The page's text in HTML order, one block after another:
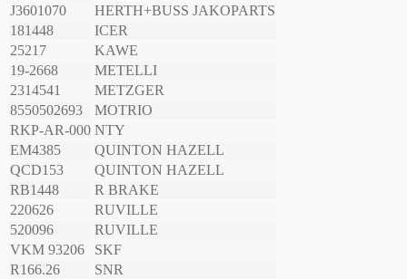
J3601070
HERTH+BUSS JAKOPARTS
181448
ICER
25217
KAWE
19-2668
METELLI
2314541
METZGER
8550502693
MOTRIO
RKP-AR-000 NTY
EM4385
QUINTON HAZELL
QCD153
QUINTON HAZELL
RB1448
R BRAKE
220626
RUVILLE
520096
RUVILLE
VKM 93206
SKF
R166.26
SNR